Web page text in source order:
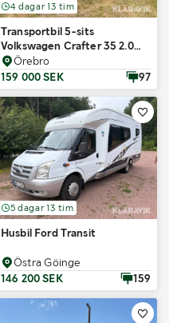
4 dagar 13 tim
Transportbil 5-sits
Volkswagen Crafter 35 2.0
TDI Automatisk 177 hk
Örebro
159 000 SEK
97
5 dagar 13 tim
Husbil Ford Transit
Östra Göinge
146 200 SEK
159